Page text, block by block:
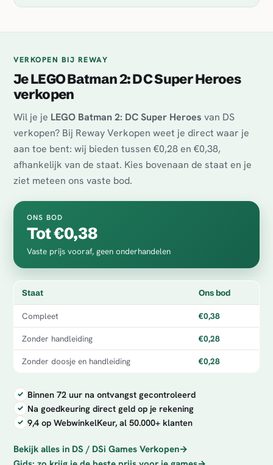
VERKOPEN BIJ REWAY
Je LEGO Batman 2: DC Super Heroes
verkopen
Wil je je LEGO Batman 2: DC Super Heroes van DS
verkopen? Bij Reway Verkopen weet je direct waar je
aan toe bent: wij bieden tussen €0,28 en €0,38,
afhankelijk van de staat. Kies bovenaan de staat en je
ziet meteen ons vaste bod.
ONS BOD
Tot €0,38
Vaste prijs vooraf, geen onderhandelen
Staat Ons bod
Compleet €0,38
Zonder handleiding €0,28
Zonder doosje en handleiding €0,28
Binnen 72 uur na ontvangst gecontroleerd
Na goedkeuring direct geld op je rekening
9,4 op WebwinkelKeur, al 50.000+ klanten
Bekijk alles in DS / DSi Games Verkopen→